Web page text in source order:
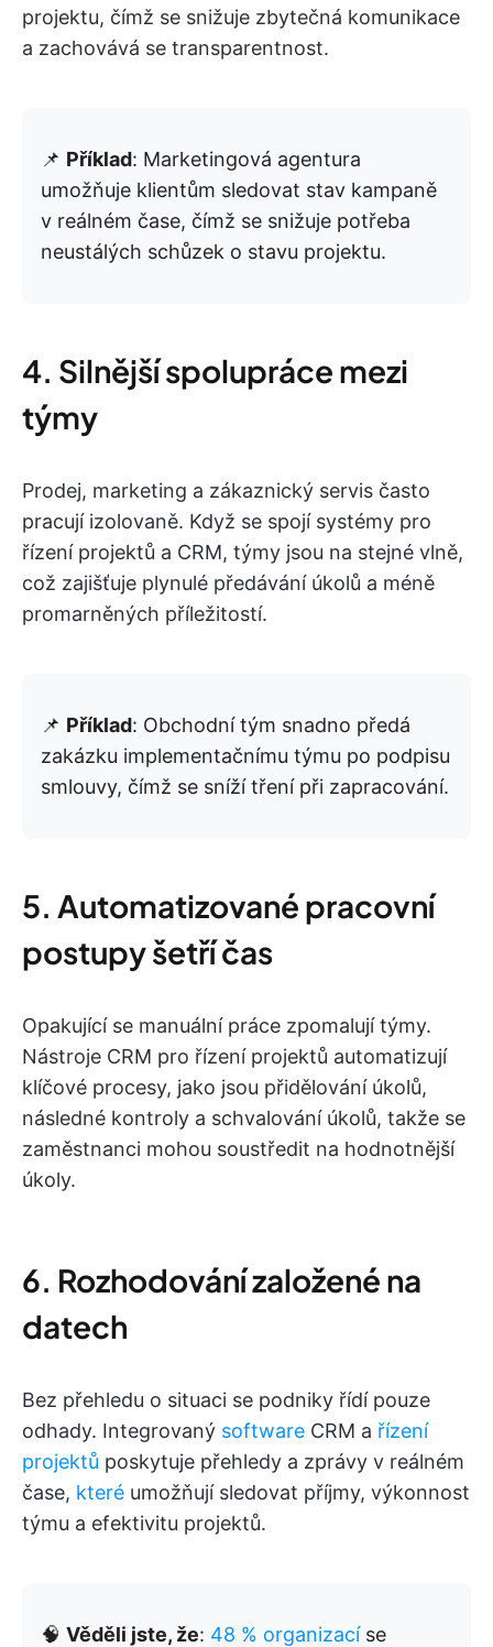
projektu, čímž se snižuje zbytečná komunikace
a zachovává se transparentnost.
📌 Příklad: Marketingová agentura
umožňuje klientům sledovat stav kampaně
v reálném čase, čímž se snižuje potřeba
neustálých schůzek o stavu projektu.
4. Silnější spolupráce mezi
týmy
Prodej, marketing a zákaznický servis často
pracují izolovaně. Když se spojí systémy pro
řízení projektů a CRM, týmy jsou na stejné vlně,
což zajišťuje plynulé předávání úkolů a méně
promarněných příležitostí.
📌 Příklad: Obchodní tým snadno předá
zakázku implementačnímu týmu po podpisu
smlouvy, čímž se sníží tření při zapracování.
5. Automatizované pracovní
postupy šetří čas
Opakující se manuální práce zpomalují týmy.
Nástroje CRM pro řízení projektů automatizují
klíčové procesy, jako jsou přidělování úkolů,
následné kontroly a schvalování úkolů, takže se
zaměstnanci mohou soustředit na hodnotnější
úkoly.
6. Rozhodování založené na
datech
Bez přehledu o situaci se podniky řídí pouze
odhady. Integrovaný software CRM a řízení
projektů poskytuje přehledy a zprávy v reálném
čase, které umožňují sledovat příjmy, výkonnost
týmu a efektivitu projektů.
🧠 Věděli jste, že: 48 % organizacíse